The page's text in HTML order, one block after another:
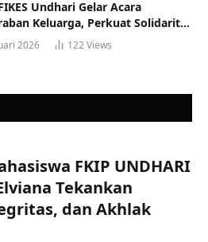
Undhari Gelar Acara
Keluarga, Perkuat Solidaritas
Hidup Sehat
2026 122Views
FKIP UNDHARI
Tekankan
dan Akhlak